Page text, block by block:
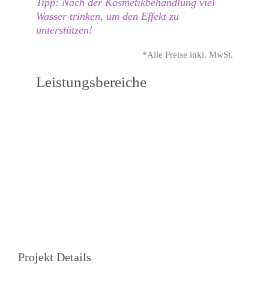
Tipp: Nach der Kosmetikbehandlung viel
Wasser trinken, um den Effekt zu
unterstützen!
*Alle Preise inkl. MwSt.
Leistungsbereiche
Projekt Details